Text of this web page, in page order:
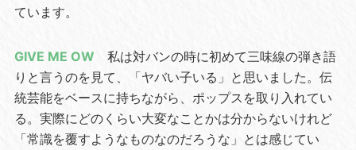
ています。
GIVE ME OW
私は対バンの時に初めて三味線の弾き語
りと言うのを見て、「ヤバい子いる」と思いました。伝
統芸能をベースに持ちながら、ポップスを取り入れてい
る。実際にどのくらい大変なことかは分からないけれど
「常識を覆すようなものなのだろうな」とは感じてい